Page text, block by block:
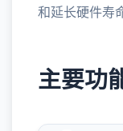
和延长硬件寿
主要功